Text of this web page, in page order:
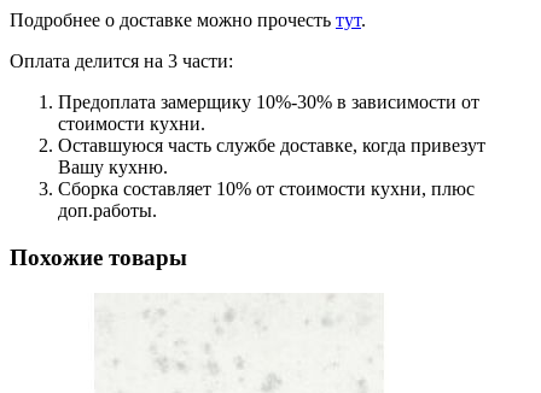
Подробнее о доставке можно прочеcть тут.
Оплата делится на 3 части:
Предоплата замерщику 10%-30% в зависимости от
стоимости кухни.
Оставшуюся часть службе доставке, когда привезут
Вашу кухню.
Сборка составляет 10% от стоимости кухни, плюс
доп.работы.
Похожие товары